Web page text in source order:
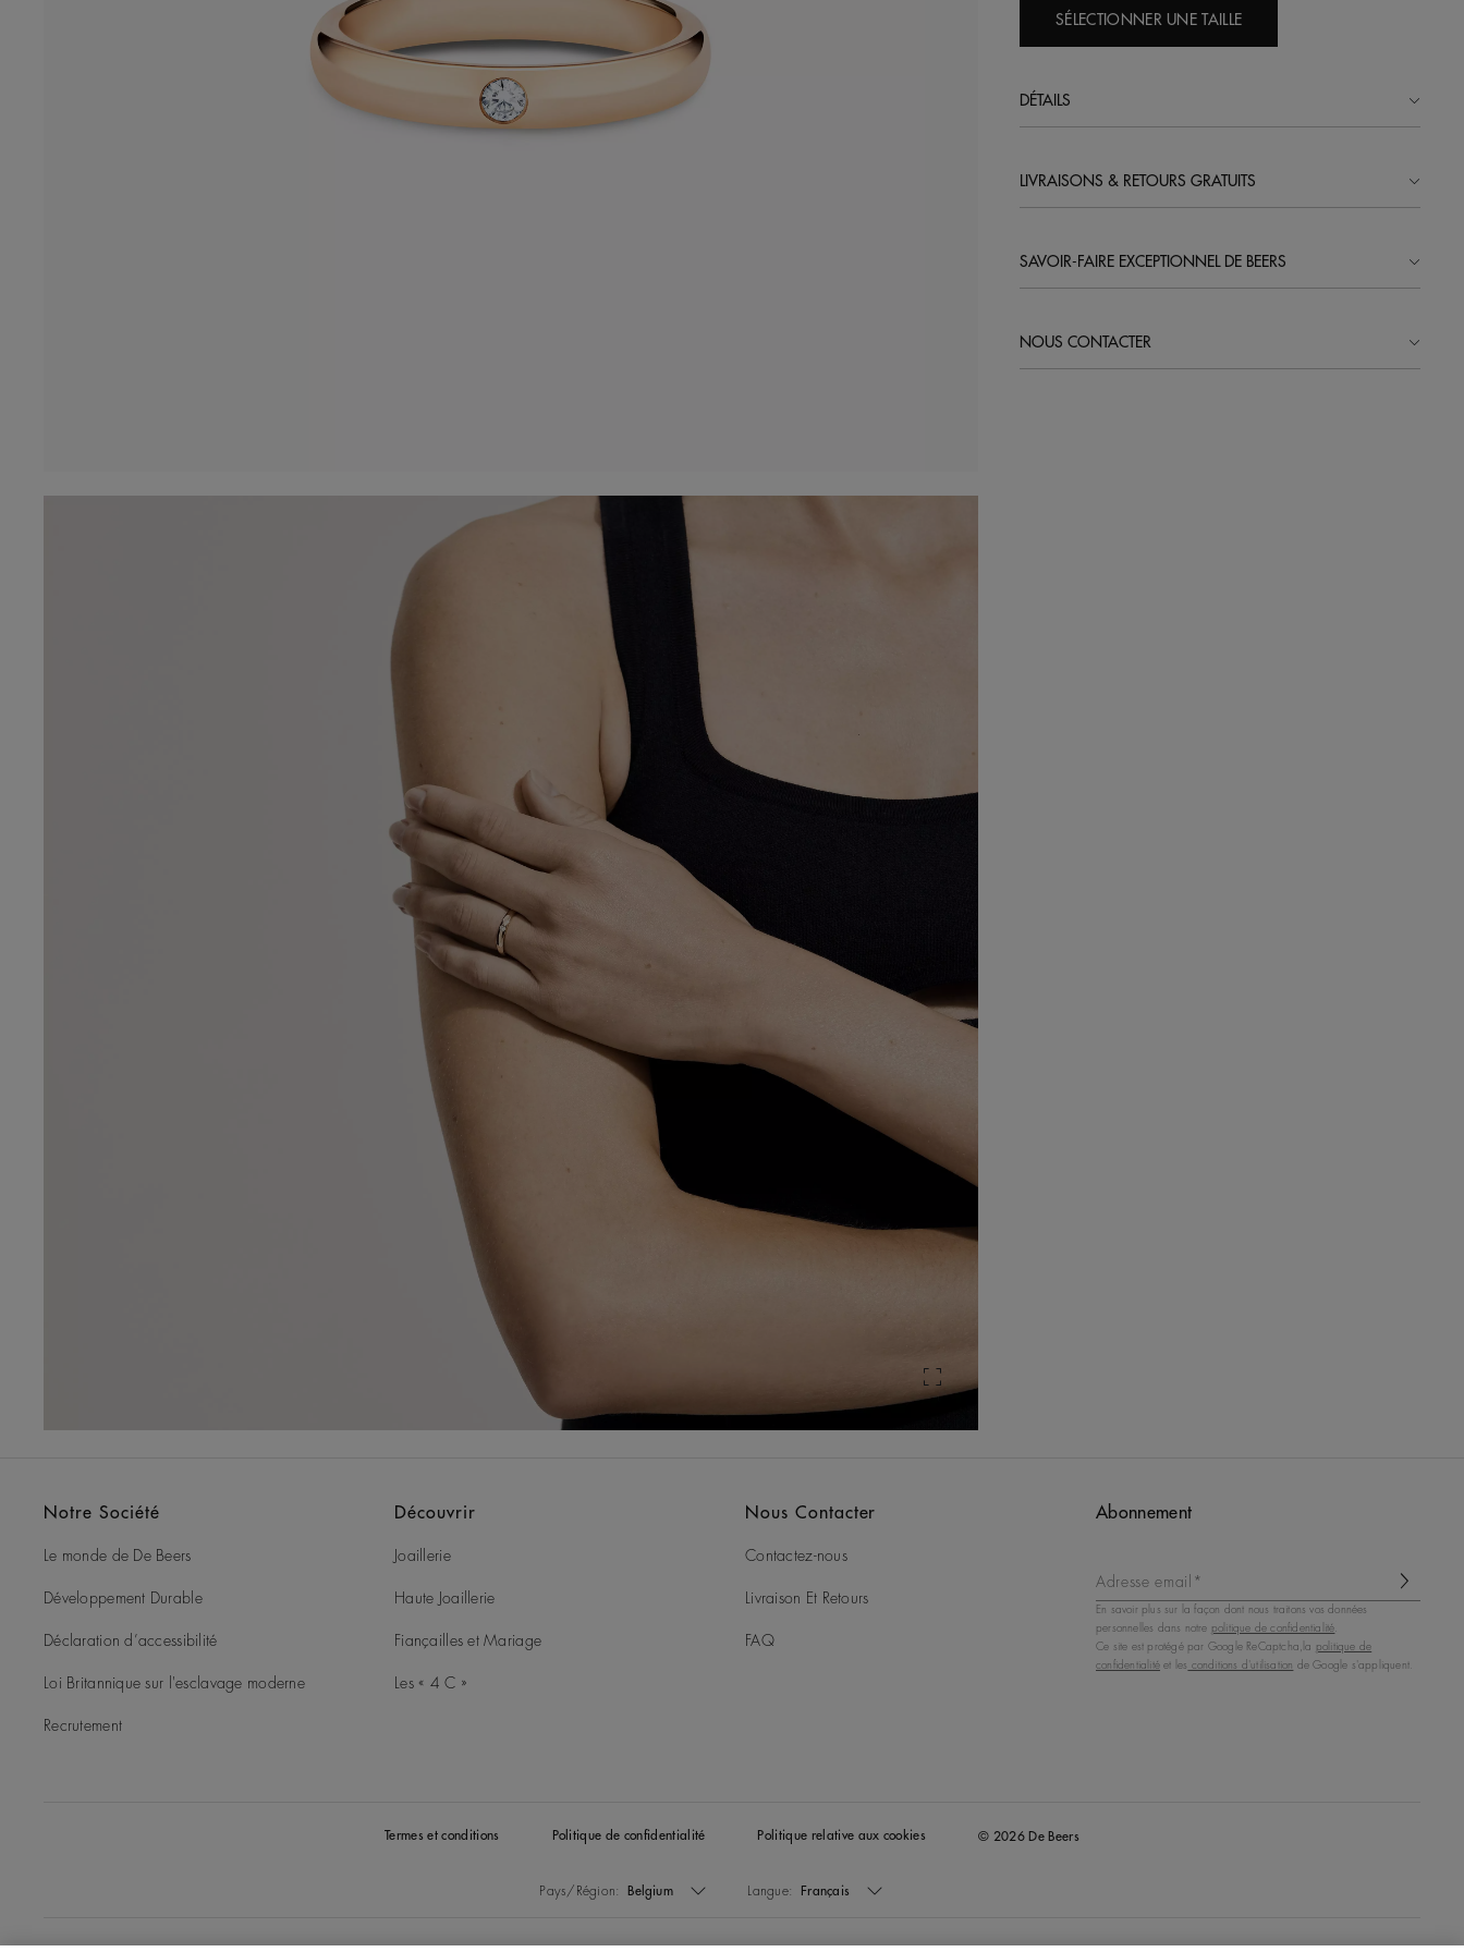
SÉLECTIONNER UNE TAILLE
DÉTAILS
LIVRAISONS & RETOURS GRATUITS
SAVOIR-FAIRE EXCEPTIONNEL DE BEERS
NOUS CONTACTER
Notre Société
Le monde de De Beers
Développement Durable
Déclaration d’accessibilité
Loi Britannique sur l'esclavage moderne
Recrutement
Découvrir
Joaillerie
Haute Joaillerie
Fiançailles et Mariage
Les « 4 C »
Nous Contacter
Contactez-nous
Livraison Et Retours
FAQ
Abonnement
Adresse email*
En savoir plus sur la façon dont nous traitons vos données
personnelles dans notre politique de confidentialité.
Ce site est protégé par Google ReCaptcha,la politique de
confidentialité et les conditions d'utilisation de Google s'appliquent.
Termes et conditions Politique de confidentialité Politique relative aux cookies © 2026 De Beers
Pays/Région: Belgium Langue: Français